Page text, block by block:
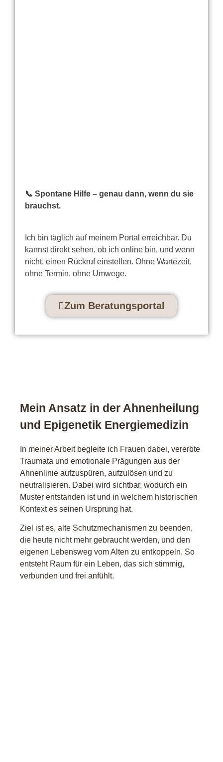
📞 Spontane Hilfe – genau dann, wenn du sie
brauchst.
Ich bin täglich auf meinem Portal erreichbar. Du
kannst direkt sehen, ob ich online bin, und wenn
nicht, einen Rückruf einstellen. Ohne Wartezeit,
ohne Termin, ohne Umwege.
Zum Beratungsportal
Mein Ansatz in der Ahnenheilung
und Epigenetik Energiemedizin
In meiner Arbeit begleite ich Frauen dabei, vererbte
Traumata und emotionale Prägungen aus der
Ahnenlinie aufzuspüren, aufzulösen und zu
neutralisieren. Dabei wird sichtbar, wodurch ein
Muster entstanden ist und in welchem historischen
Kontext es seinen Ursprung hat.
Ziel ist es, alte Schutzmechanismen zu beenden,
die heute nicht mehr gebraucht werden, und den
eigenen Lebensweg vom Alten zu entkoppeln. So
entsteht Raum für ein Leben, das sich stimmig,
verbunden und frei anfühlt.